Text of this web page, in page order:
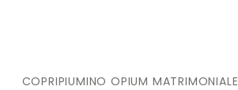
COPRIPIUMINO OPIUM MATRIMONIALE